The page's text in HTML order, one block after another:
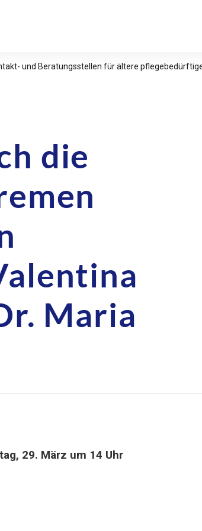
Studien e.V.
und Beratungsstellen für ältere
die
Maria
29. März um 14 Uhr